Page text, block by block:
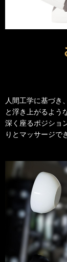
人間工学に基づき
と浮き上がるよう
深く座るポジショ
りとマッサージで